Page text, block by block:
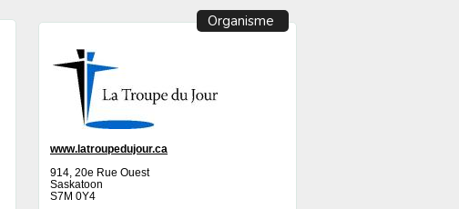
Organisme
www.latroupedujour.ca
914, 20e Rue Ouest
Saskatoon
S7M 0Y4